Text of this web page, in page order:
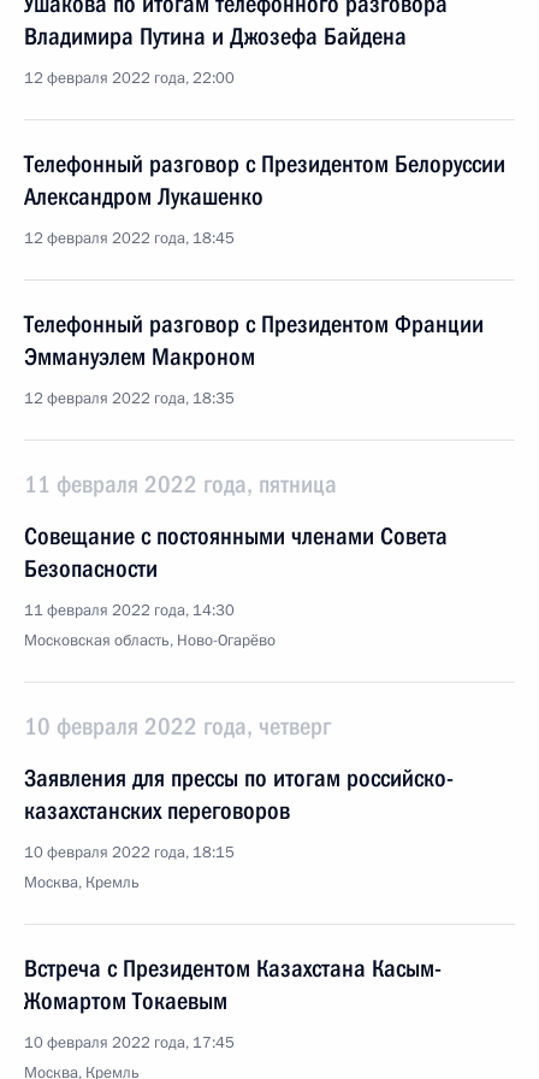
Владимира Путина и Джозефа Байдена
12 февраля 2022 года, 22:00
Телефонный разговор с Президентом Белоруссии
Александром Лукашенко
12 февраля 2022 года, 18:45
Телефонный разговор с Президентом Франции
Эммануэлем Макроном
12 февраля 2022 года, 18:35
11 февраля 2022 года, пятница
Совещание с постоянными членами Совета
Безопасности
11 февраля 2022 года, 14:30
Московская область, Ново-Огарёво
10 февраля 2022 года, четверг
Заявления для прессы по итогам российско-
казахстанских переговоров
10 февраля 2022 года, 18:15
Москва, Кремль
Встреча с Президентом Казахстана Касым-
Жомартом Токаевым
10 февраля 2022 года, 17:45
Москва, Кремль